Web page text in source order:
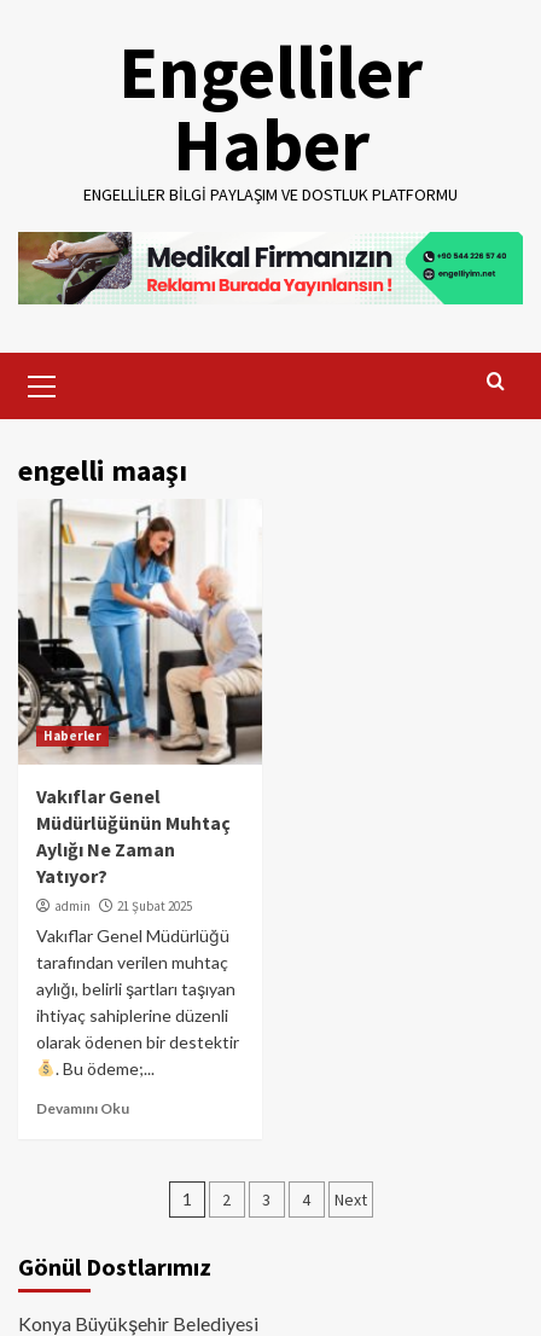
Engelliler
Haber
ENGELLILER BILGI PAYLAŞIM VE DOSTLUK PLATFORMU
Menu
engelli maaşı
Haberler
Vakıflar Genel
Müdürlüğünün Muhtaç
Aylığı Ne Zaman
Yatıyor?
admin 21 Şubat 2025
Vakıflar Genel Müdürlüğü
tarafından verilen muhtaç
aylığı, belirli şartları taşıyan
ihtiyaç sahiplerine düzenli
olarak ödenen bir destektir
. Bu ödeme;...
Devamını Oku
Yazı
1 2 3 4 Next
Gönül Dostlarımız
Konya Büyükşehir Belediyesi